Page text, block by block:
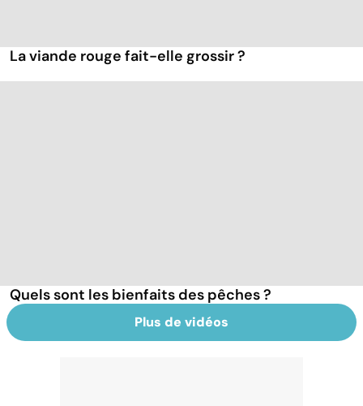
La viande rouge fait-elle grossir ?
Quels sont les bienfaits des pêches ?
Plus de vidéos